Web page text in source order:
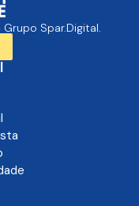
Spar.Digital.